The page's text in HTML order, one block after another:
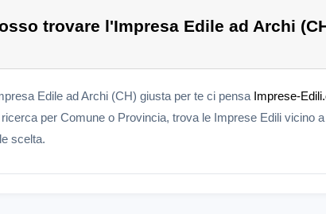
trovare l'Impresa Edile ad Archi
Edile ad Archi (CH) giusta per te ci pensa Imprese-
per Comune o Provincia, trova le Imprese Edili vicino
scelta.